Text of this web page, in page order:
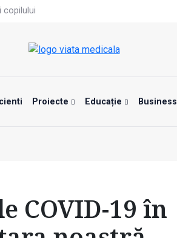
copilului
medicale
se gândesc frecvent la mâncare
Proiecte Educație Business
COVID-19 în